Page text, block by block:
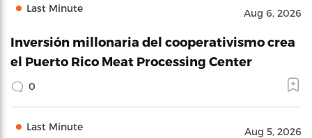
Last Minute Aug 6, 2026
Inversión millonaria del cooperativismo crea
el Puerto Rico Meat Processing Center
0
Last Minute Aug 5, 2026